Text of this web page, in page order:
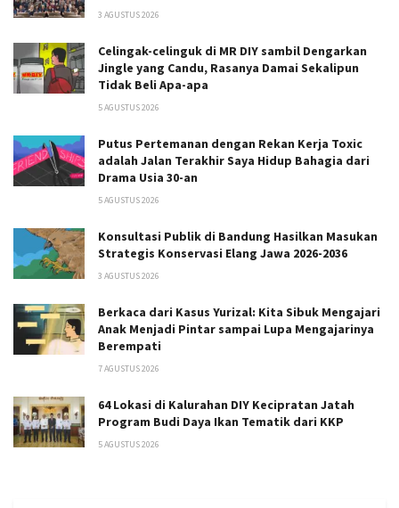
3 AGUSTUS 2026
Celingak-celinguk di MR DIY sambil Dengarkan
Jingle yang Candu, Rasanya Damai Sekalipun
Tidak Beli Apa-apa
5 AGUSTUS 2026
Putus Pertemanan dengan Rekan Kerja Toxic
adalah Jalan Terakhir Saya Hidup Bahagia dari
Drama Usia 30-an
5 AGUSTUS 2026
Konsultasi Publik di Bandung Hasilkan Masukan
Strategis Konservasi Elang Jawa 2026-2036
3 AGUSTUS 2026
Berkaca dari Kasus Yurizal: Kita Sibuk Mengajari
Anak Menjadi Pintar sampai Lupa Mengajarinya
Berempati
7 AGUSTUS 2026
64 Lokasi di Kalurahan DIY Kecipratan Jatah
Program Budi Daya Ikan Tematik dari KKP
5 AGUSTUS 2026